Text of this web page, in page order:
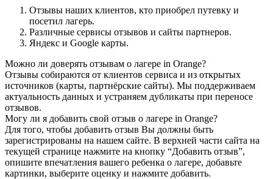
Отзывы наших клиентов, кто приобрел путевку и
посетил лагерь.
Различные сервисы отзывов и сайты партнеров.
Яндекс и Google карты.
Можно ли доверять отзывам о лагере in Orange?
Отзывы собираются от клиентов сервиса и из открытых
источников (карты, партнёрские сайты). Мы поддерживаем
актуальность данных и устраняем дубликаты при переносе
отзывов.
Могу ли я добавить свой отзыв о лагере in Orange?
Для того, чтобы добавить отзыв Вы должны быть
зарегистрированы на нашем сайте. В верхней части сайта на
текущей странице нажмите на кнопку “Добавить отзыв”,
опишите впечатления вашего ребенка о лагере, добавьте
картинки, выберите оценку и нажмите добавить.